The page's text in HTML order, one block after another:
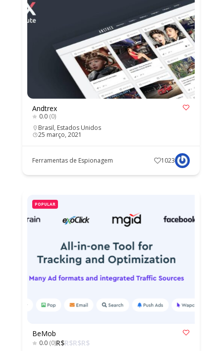
Andtrex
0.0 (0)
Brasil, Estados Unidos
25 março, 2021
Ferramentas de Espionagem 1023
POPULAR
BeMob
0.0 (0)R$R$R$R$